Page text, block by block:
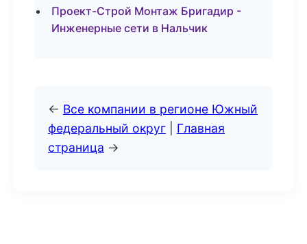
Проект-Строй Монтаж Бригадир -
Инженерные сети в Нальчик
← Все компании в регионе Южный
федеральный округ
Главная
страница →